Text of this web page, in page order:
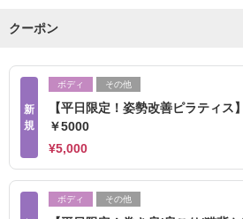
クーポン
新
規
ボディ その他
【平日限定！姿勢改善ピラティス
￥5000
¥5,000
ボディ その他